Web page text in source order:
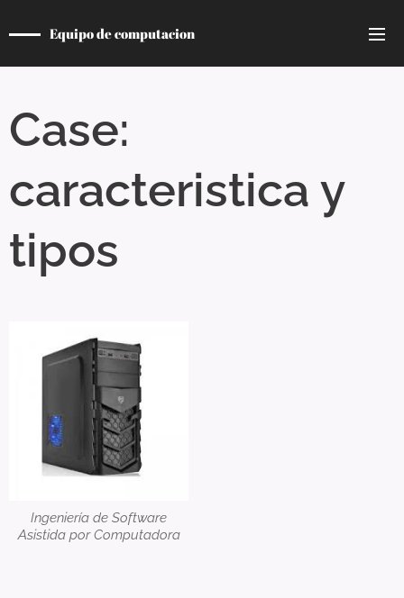
Equipo de computacion
Case:
caracteristica y
tipos
Ingeniería de Software
Asistida por Computadora